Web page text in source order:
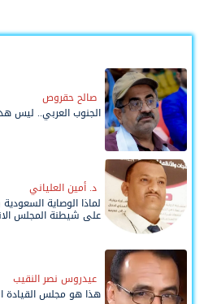
صالح حقروص
الجنوب العربي.. ليس
د. أمين العلياني
لماذا الوصاية
على شيطنة المجلس
عيدروس نصر النقيب
هذا هو مجلس القيادة